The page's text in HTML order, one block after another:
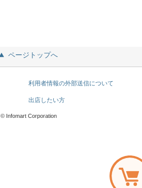
ページトップへ
利用者情報の外部送信について
出店したい方
© Infomart Corporation